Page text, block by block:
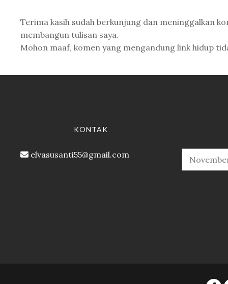
Terima kasih sudah berkunjung dan meninggalkan
membangun tulisan saya.
Mohon maaf, komen yang mengandung link hidup
KONTAK
elvasusanti55@gmail.com